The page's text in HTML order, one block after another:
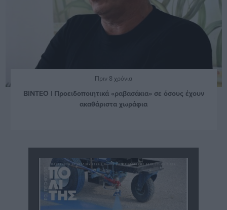
Πριν 8 χρόνια
ΒΙΝΤΕΟ | Προειδοποιητικά «ραβασάκια» σε όσους έχουν
ακαθάριστα χωράφια